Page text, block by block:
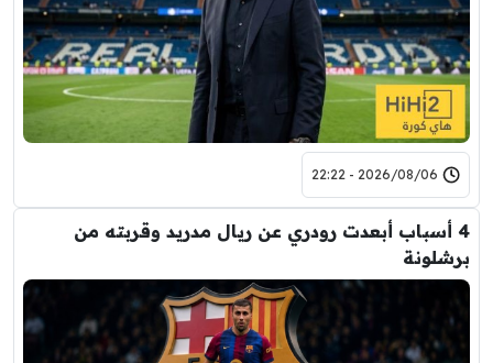
2026/08/06 - 22:22
4 أسباب أبعدت رودري عن ريال مدريد وقربته من
برشلونة